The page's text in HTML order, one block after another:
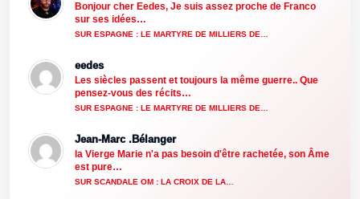
Bonjour cher Eedes, Je suis assez proche de Franco
sur ses idées…
SUR ESPAGNE : LE MARTYRE DE MILLIERS DE…
eedes
Les siècles passent et toujours la même guerre.. Que
pensez-vous des récits…
SUR ESPAGNE : LE MARTYRE DE MILLIERS DE…
Jean-Marc .Bélanger
la Vierge Marie n'a pas besoin d'être rachetée, son Âme
est pure…
SUR SCANDALE OM : LA CROIX DE LA…